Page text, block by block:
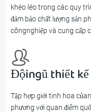
khéo léo trong các quy
đảm bảo chất lượng sản
côngnghiệp và cung cấp
Độingũ thiết
Tập hợp giới tinh hoa
phương với quan điểm